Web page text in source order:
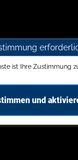
ist Ihre Zustimmung
und